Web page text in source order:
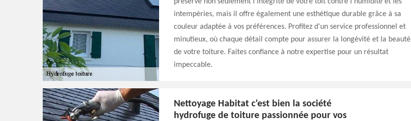
intempéries, mais il offre également une esthétique durable grâce à sa
couleur adaptée à vos préférences. Profitez d'un service professionnel et
minutieux, où chaque détail compte pour assurer la longévité et la beauté
de votre toiture. Faites confiance à notre expertise pour un résultat
impeccable.
Nettoyage Habitat c’est bien la société
hydrofuge de toiture passionnée pour vos